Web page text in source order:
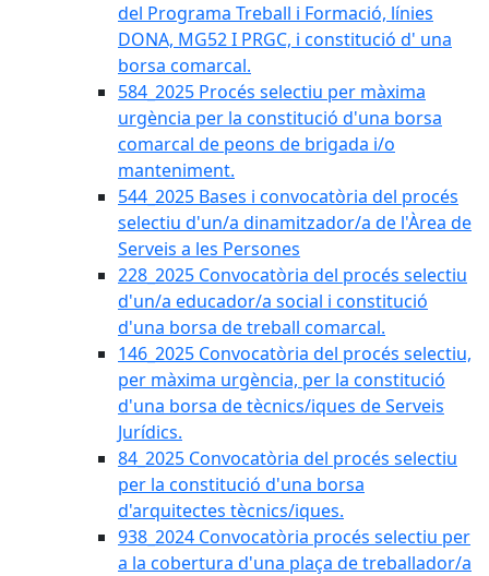
del Programa Treball i Formació, línies
DONA, MG52 I PRGC, i constitució d' una
borsa comarcal.
584_2025 Procés selectiu per màxima
urgència per la constitució d'una borsa
comarcal de peons de brigada i/o
manteniment.
544_2025 Bases i convocatòria del procés
selectiu d'un/a dinamitzador/a de l'Àrea de
Serveis a les Persones
228_2025 Convocatòria del procés selectiu
d'un/a educador/a social i constitució
d'una borsa de treball comarcal.
146_2025 Convocatòria del procés selectiu,
per màxima urgència, per la constitució
d'una borsa de tècnics/iques de Serveis
Jurídics.
84_2025 Convocatòria del procés selectiu
per la constitució d'una borsa
d'arquitectes tècnics/iques.
938_2024 Convocatòria procés selectiu per
a la cobertura d'una plaça de treballador/a